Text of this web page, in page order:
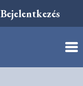
Bejelentkezés